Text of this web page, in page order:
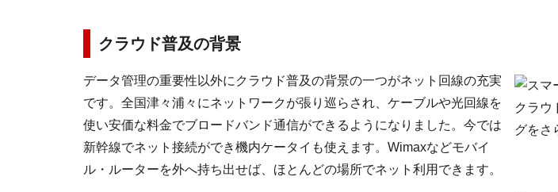
クラウド普及の背景
データ管理の重要性以外にクラウド普及の背景の一つがネット回線の充実
です。全国津々浦々にネットワークが張り巡らされ、ケーブルや光回線を
使い安価な料金でブロードバンド通信ができるようになりました。今では
新幹線でネット接続ができ機内ケータイも使えます。Wimaxなどモバイ
ル・ルーターを外へ持ち出せば、ほとんどの場所でネット利用できます。